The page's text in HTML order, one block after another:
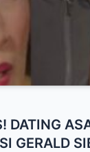
DATING
GERALD